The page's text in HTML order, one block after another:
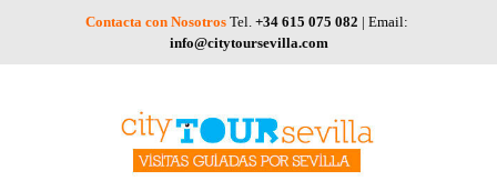
Contacta con Nosotros Tel. +34 615 075 082 | Email:
info@citytoursevilla.com